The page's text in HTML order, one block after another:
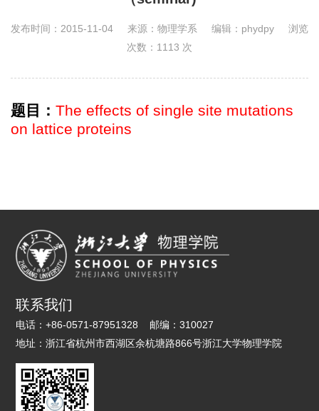
发布时间：2015-11-04 来源：物理学系 编辑：phydpy
浏览
次数： 1113 次
题目： The effects of single site mutations
on lattice proteins
联系我们
电话：+86-0571-87951328 邮编：310027
地址：浙江省杭州市西湖区余杭塘路866号浙江大学物理学院